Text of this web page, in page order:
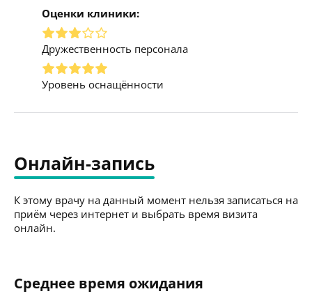
Оценки клиники:
Дружественность персонала
Уровень оснащённости
Онлайн-запись
К этому врачу на данный момент нельзя записаться на
приём через интернет и выбрать время визита
онлайн.
Среднее время ожидания